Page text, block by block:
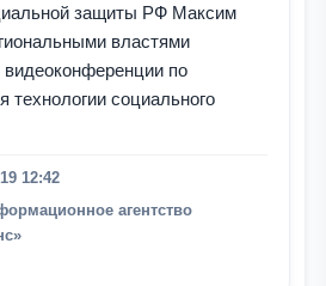
защиты РФ Максим
властями
по
технологии социального
12:42
агентство